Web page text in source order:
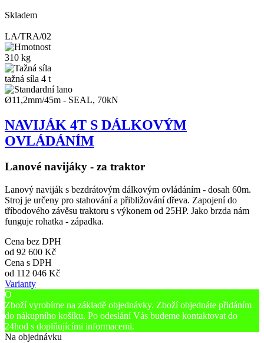
Skladem
LA/TRA/02
310 kg
tažná síla 4 t
Ø11,2mm/45m - SEAL, 70kN
NAVIJÁK 4T S DÁLKOVÝM
OVLÁDÁNÍM
Lanové navijáky - za traktor
Lanový naviják s bezdrátovým dálkovým ovládáním - dosah 60m.
Stroj je určeny pro stahování a přibližování dřeva. Zapojení do
tříbodového závěsu traktoru s výkonem od 25HP. Jako brzda nám
funguje rohatka - západka.
Cena bez DPH
od 92 600 Kč
Cena s DPH
od 112 046 Kč
Varianty
O
Zboží vyrobíme na základě objednávky. Zboží objednáte přidáním
do nákupního košíku. Po odeslání Vás budeme kontaktovat do
24hod s doplňujícími informacemi.
Na objednávku